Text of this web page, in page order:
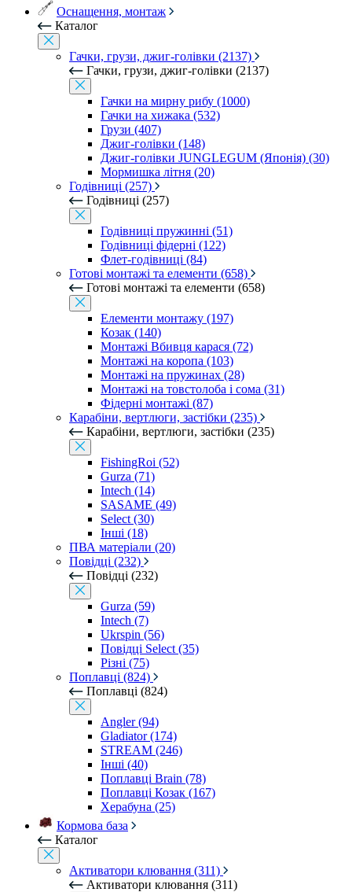
Оснащення, монтаж
Каталог
Гачки, грузи, джиг-голівки (2137)
Гачки, грузи, джиг-голівки (2137)
Гачки на мирну рибу (1000)
Гачки на хижака (532)
Грузи (407)
Джиг-голівки (148)
Джиг-голівки JUNGLEGUM (Японія) (30)
Мормишка літня (20)
Годівниці (257)
Годівниці (257)
Годівниці пружинні (51)
Годівниці фідерні (122)
Флет-годівниці (84)
Готові монтажі та елементи (658)
Готові монтажі та елементи (658)
Елементи монтажу (197)
Козак (140)
Монтажі Вбивця карася (72)
Монтажі на коропа (103)
Монтажі на пружинах (28)
Монтажі на товстолоба і сома (31)
Фідерні монтажі (87)
Карабіни, вертлюги, застібки (235)
Карабіни, вертлюги, застібки (235)
FishingRoi (52)
Gurza (71)
Intech (14)
SASAME (49)
Select (30)
Інші (18)
ПВА матеріали (20)
Повідці (232)
Повідці (232)
Gurza (59)
Intech (7)
Ukrspin (56)
Повідці Select (35)
Різні (75)
Поплавці (824)
Поплавці (824)
Angler (94)
Gladiator (174)
STREAM (246)
Інші (40)
Поплавці Brain (78)
Поплавці Козак (167)
Херабуна (25)
Кормова база
Каталог
Активатори клювання (311)
Активатори клювання (311)